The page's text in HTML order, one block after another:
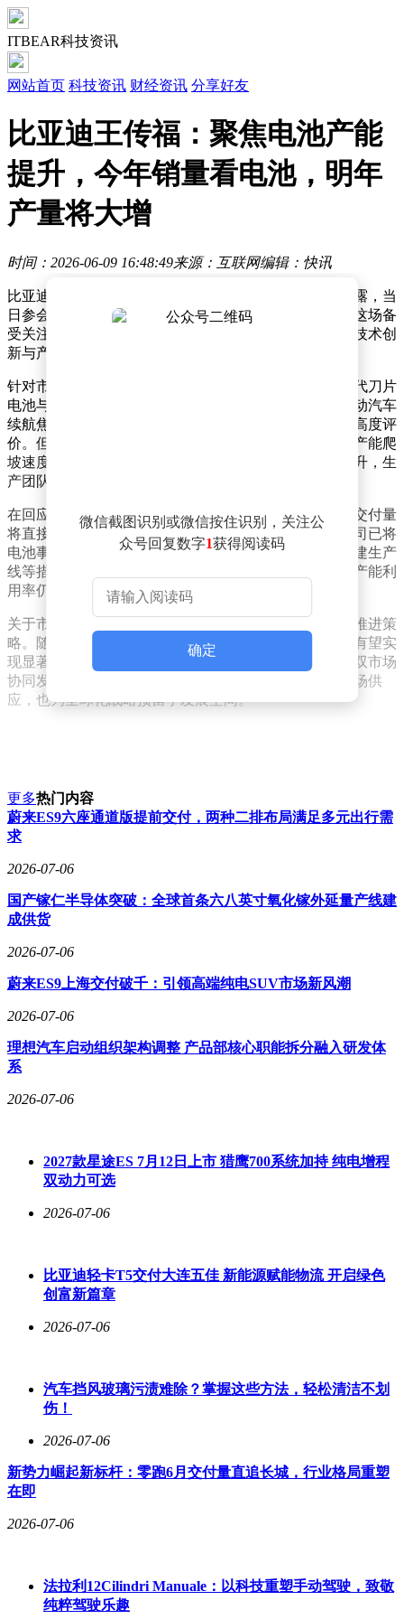
ITBEAR科技资讯
网站首页 科技资讯 财经资讯 分享好友
比亚迪王传福：聚焦电池产能
提升，今年销量看电池，明年
产量将大增
时间：2026-06-09 16:48:49来源：互联网编辑：快讯
比亚迪董事长兼总裁王传福在近期召开的股东大会上透露，当
日参会人数达千人规模，创下公司历史参会人数新高。这场备
受关注的会议聚焦新能源汽车产业核心议题，王传福就技术创
新与产能布局作出重要说明。
针对市场关注的电池技术突破，王传福重点介绍了第二代刀片
电池与闪充技术的研发进展。这两项技术成功攻克了电动汽车
续航焦虑与充电效率的行业痛点，目前已在国内外获得高度评
价。但他同时坦言，当前制约市场供应的关键因素在于产能爬
坡速度，现阶段月产能正以两万至三万套的增量稳步提升，生
产团队已进入全天候运转状态。
在回应投资者关切的销量目标时，王传福明确表示年度交付量
将直接取决于电池产能释放节奏。为突破产能瓶颈，公司已将
电池事业部列为战略核心板块，通过优化资源配置、扩建生产
线等措施全力挖掘生产潜力。据内部测算，现有产线的产能利
用率仍有较大提升空间。
关于市场拓展战略，这位企业掌门人透露将采取分阶段推进策
略。随着今年下半年电池产能的持续释放，整车交付量有望实
现显著增长；待明年完成产能爬坡后，将形成国内国际双市场
协同发力的竞争格局。这种阶梯式布局既保障了当前市场供
应，也为全球化战略预留了发展空间。
微信截图识别或微信按住识别，关注公
众号回复数字1获得阅读码
确定
更多热门内容
蔚来ES9六座通道版提前交付，两种二排布局满足多元出行需
求
2026-07-06
国产镓仁半导体突破：全球首条六八英寸氧化镓外延量产线建
成供货
2026-07-06
蔚来ES9上海交付破千：引领高端纯电SUV市场新风潮
2026-07-06
理想汽车启动组织架构调整 产品部核心职能拆分融入研发体
系
2026-07-06
2027款星途ES 7月12日上市 猎鹰700系统加持 纯电增程
双动力可选
2026-07-06
比亚迪轻卡T5交付大连五佳 新能源赋能物流 开启绿色
创富新篇章
2026-07-06
汽车挡风玻璃污渍难除？掌握这些方法，轻松清洁不划
伤！
2026-07-06
新势力崛起新标杆：零跑6月交付量直追长城，行业格局重塑
在即
2026-07-06
法拉利12Cilindri Manuale：以科技重塑手动驾驶，致敬
纯粹驾驶乐趣